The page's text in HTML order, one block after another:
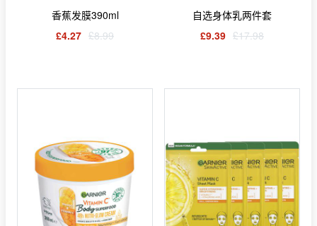
香蕉发膜390ml
£4.27 £8.99
自选身体乳两件套
£9.39 £17.98